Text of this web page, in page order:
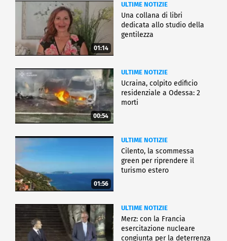
01:14
ULTIME NOTIZIE
Una collana di libri
dedicata allo studio della
gentilezza
00:54
ULTIME NOTIZIE
Ucraina, colpito edificio
residenziale a Odessa: 2
morti
01:56
ULTIME NOTIZIE
Cilento, la scommessa
green per riprendere il
turismo estero
ULTIME NOTIZIE
Merz: con la Francia
esercitazione nucleare
congiunta per la deterrenza